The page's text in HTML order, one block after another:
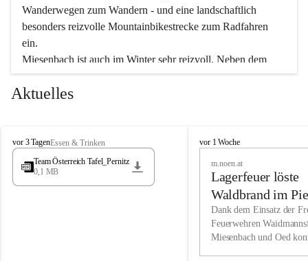
Wanderwegen zum Wandern - und eine landschaftlich
besonders reizvolle Mountainbikestrecke zum Radfahren
ein.
Miesenbach ist auch im Winter sehr reizvoll. Neben dem
Eisstockschießen gibt es auf dem nahe gelegenen Unterberg
wunderschöne Naturschneepisten, die zum Schifahren oder
vielfältige Angebot unserer Kulturvereine.
Überzeugen Sie sich selbst, dass Sie in Miesenbach sowie
in den Beherbergungsbetrieben, Gaststätten und urigen
Wir kennen Miesenbach als lebens- und liebenswerten Ort.
Tradition und Innovation werden ebenso groß geschrieben
Aktuelles
M
i
s
vor 3 TagenEssen & Trinken
Team Österreich Tafel_Pernitz
0,1 MB
M
h
vor 1 Woche
m.noen.at
Lagerfeuer löste
Waldbrand im
aus
Dank dem Einsatz der
Feuerwehren
Miesenbach und Oed